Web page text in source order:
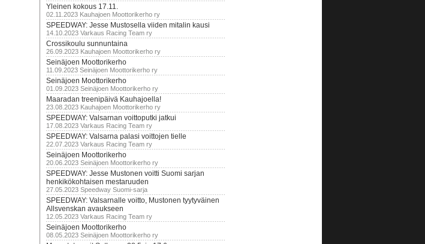
Yleinen kokous 17.11.
02.11.2023 Kauhajoen Moottorikerho ry
SPEEDWAY: Jesse Mustosella viiden mitalin kausi
14.10.2023 Varkaus Racing Team ry
Crossikoulu sunnuntaina
26.09.2023 Kauhajoen Moottorikerho ry
Seinäjoen Moottorikerho
11.09.2023 Seinäjoen Moottorikerho ry
Seinäjoen Moottorikerho
01.09.2023 Seinäjoen Moottorikerho ry
Maaradan treenipäivä Kauhajoella!
23.08.2023 Kauhajoen Moottorikerho ry
SPEEDWAY: Valsarnan voittoputki jatkui
17.08.2023 Varkaus Racing Team ry
SPEEDWAY: Valsarna palasi voittojen tielle
22.07.2023 Varkaus Racing Team ry
Seinäjoen Moottorikerho
20.06.2023 Seinäjoen Moottorikerho ry
SPEEDWAY: Jesse Mustonen voitti Suomi sarjan
henkikökohtaisen mestaruuden
27.05.2023 Speedway Suomi-sarja
SPEEDWAY: Valsarnalle voitto, Mustonen tyytyväinen
Allsvenskan avaukseen
12.05.2023 Varkaus Racing Team ry
Seinäjoen Moottorikerho
08.05.2023 Seinäjoen Moottorikerho ry